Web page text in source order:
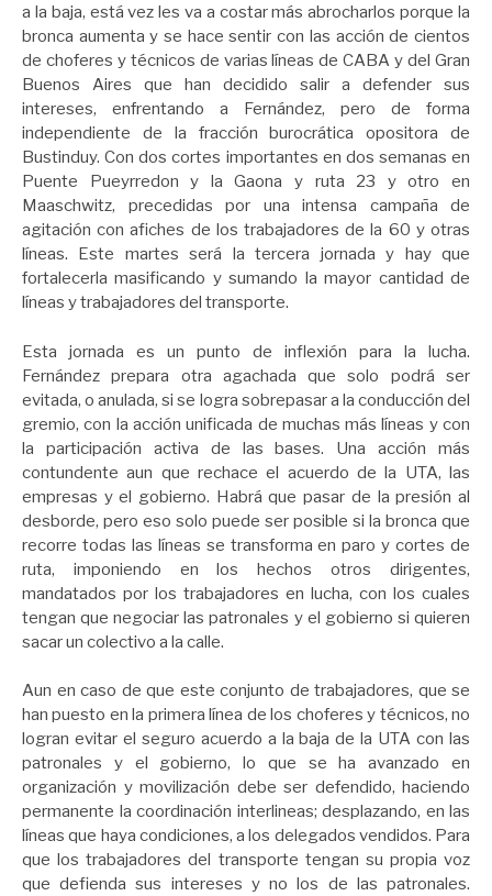
a la baja, está vez les va a costar más abrocharlos porque la
bronca aumenta y se hace sentir con las acción de cientos
de choferes y técnicos de varias líneas de CABA y del Gran
Buenos Aires que han decidido salir a defender sus
intereses, enfrentando a Fernández, pero de forma
independiente de la fracción burocrática opositora de
Bustinduy. Con dos cortes importantes en dos semanas en
Puente Pueyrredon y la Gaona y ruta 23 y otro en
Maaschwitz, precedidas por una intensa campaña de
agitación con afiches de los trabajadores de la 60 y otras
líneas. Este martes será la tercera jornada y hay que
fortalecerla masificando y sumando la mayor cantidad de
líneas y trabajadores del transporte.
Esta jornada es un punto de inflexión para la lucha.
Fernández prepara otra agachada que solo podrá ser
evitada, o anulada, si se logra sobrepasar a la conducción del
gremio, con la acción unificada de muchas más líneas y con
la participación activa de las bases. Una acción más
contundente aun que rechace el acuerdo de la UTA, las
empresas y el gobierno. Habrá que pasar de la presión al
desborde, pero eso solo puede ser posible si la bronca que
recorre todas las líneas se transforma en paro y cortes de
ruta, imponiendo en los hechos otros dirigentes,
mandatados por los trabajadores en lucha, con los cuales
tengan que negociar las patronales y el gobierno si quieren
sacar un colectivo a la calle.
Aun en caso de que este conjunto de trabajadores, que se
han puesto en la primera línea de los choferes y técnicos, no
logran evitar el seguro acuerdo a la baja de la UTA con las
patronales y el gobierno, lo que se ha avanzado en
organización y movilización debe ser defendido, haciendo
permanente la coordinación interlineas; desplazando, en las
líneas que haya condiciones, a los delegados vendidos. Para
que los trabajadores del transporte tengan su propia voz
que defienda sus intereses y no los de las patronales.